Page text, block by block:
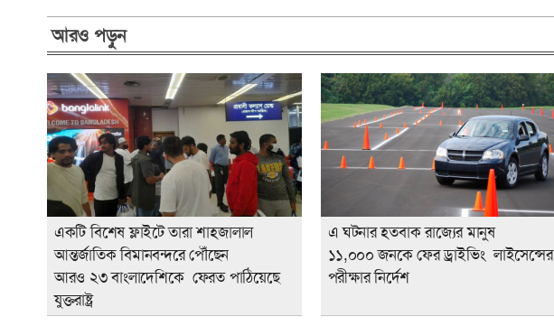
আরও পড়ুন
একটি বিশেষ ফ্লাইটে তারা শাহজালাল
আন্তর্জাতিক বিমানবন্দরে পৌঁছেন
আরও ২৩ বাংলাদেশিকে ফেরত পাঠিয়েছে
যুক্তরাষ্ট্র
এ ঘটনার হতবাক রাজ্যের মানুষ
১১,০০০ জনকে ফের ড্রাইভিং লাইসেন্সের
পরীক্ষার নির্দেশ